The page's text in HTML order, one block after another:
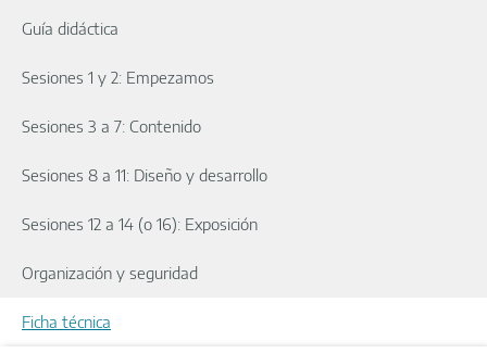
Guía didáctica
Sesiones 1 y 2: Empezamos
Sesiones 3 a 7: Contenido
Sesiones 8 a 11: Diseño y desarrollo
Sesiones 12 a 14 (o 16): Exposición
Organización y seguridad
Ficha técnica